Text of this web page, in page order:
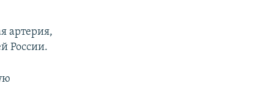
артерия,
России.